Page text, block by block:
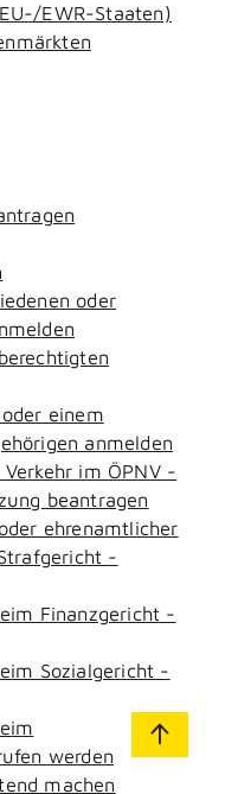
EWR-Staaten)
oder
einem
anmelden
im ÖPNV -
beantragen
ehrenamtlicher
-
Finanzgericht -
Sozialgericht -
werden
machen